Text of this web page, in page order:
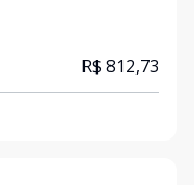
R$ 812,73